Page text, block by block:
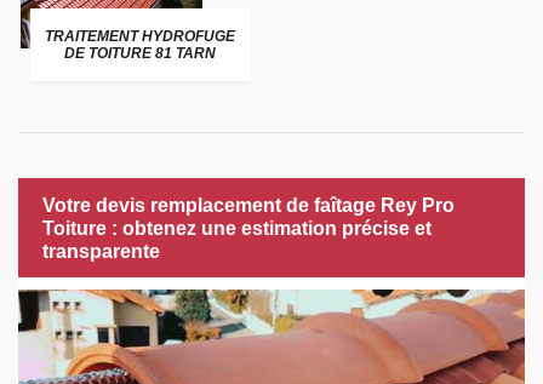
TRAITEMENT HYDROFUGE
DE TOITURE 81 TARN
Votre devis remplacement de faîtage Rey Pro
Toiture : obtenez une estimation précise et
transparente